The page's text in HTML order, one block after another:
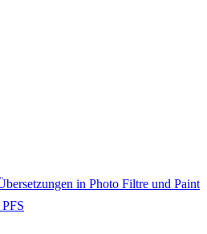
in Photo Filtre und Paint